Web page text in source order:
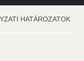
HATÁROZATOK